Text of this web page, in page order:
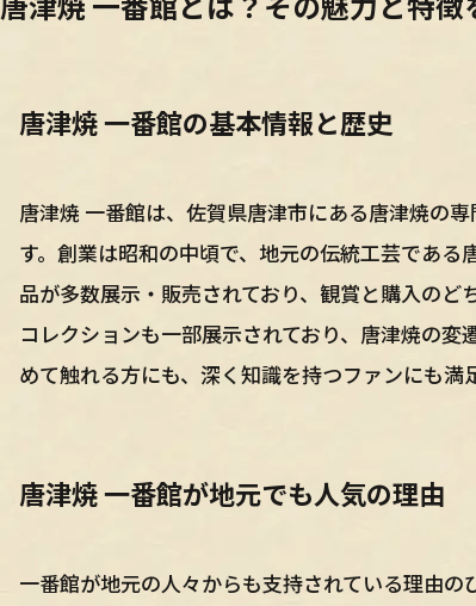
唐津焼 一番館の基本情報と歴史
唐津焼 一番館は、佐賀県唐津市にある唐津焼の
す。創業は昭和の中頃で、地元の伝統工芸であ
品が多数展示・販売されており、観賞と購入の
コレクションも一部展示されており、唐津焼の
めて触れる方にも、深く知識を持つファンにも満
唐津焼 一番館が地元でも人気の理由
一番館が地元の人々からも支持されている理由